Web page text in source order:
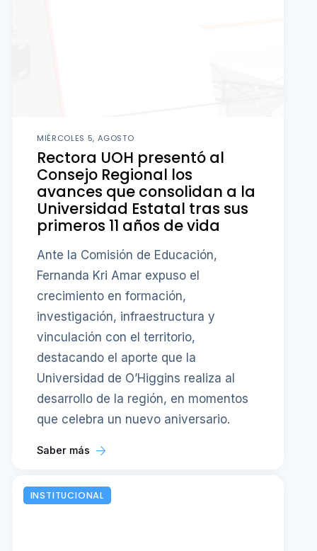
MIÉRCOLES 5, AGOSTO
Rectora UOH presentó al
Consejo Regional los
avances que consolidan a la
Universidad Estatal tras sus
primeros 11 años de vida
Ante la Comisión de Educación,
Fernanda Kri Amar expuso el
crecimiento en formación,
investigación, infraestructura y
vinculación con el territorio,
destacando el aporte que la
Universidad de O’Higgins realiza al
desarrollo de la región, en momentos
que celebra un nuevo aniversario.
Saber más
INSTITUCIONAL